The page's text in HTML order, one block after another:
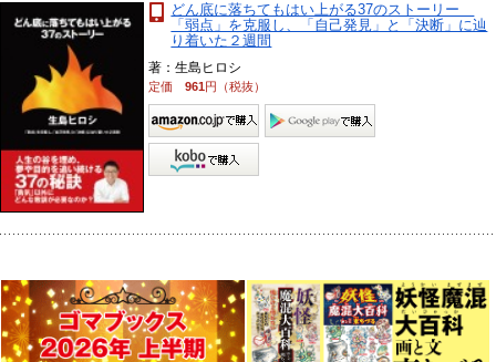
どん底に落ちてもはい上がる37のストーリー
「弱点」を克服し、「自己発見」と「決断」に辿
り着いた２週間
著：生島ヒロシ
定価961円（税抜）